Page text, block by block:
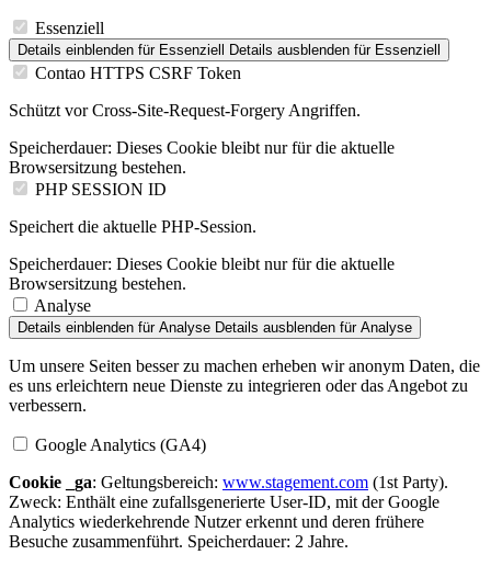
Essenziell
Details einblenden für Essenziell Details ausblenden für Essenziell
Contao HTTPS CSRF Token
Schützt vor Cross-Site-Request-Forgery Angriffen.
Speicherdauer: Dieses Cookie bleibt nur für die aktuelle
Browsersitzung bestehen.
PHP SESSION ID
Speichert die aktuelle PHP-Session.
Speicherdauer: Dieses Cookie bleibt nur für die aktuelle
Browsersitzung bestehen.
Analyse
Details einblenden für Analyse Details ausblenden für Analyse
Um unsere Seiten besser zu machen erheben wir anonym Daten, die
es uns erleichtern neue Dienste zu integrieren oder das Angebot zu
verbessern.
Google Analytics (GA4)
Cookie _ga: Geltungsbereich: www.stagement.com (1st Party).
Zweck: Enthält eine zufallsgenerierte User-ID, mit der Google
Analytics wiederkehrende Nutzer erkennt und deren frühere
Besuche zusammenführt. Speicherdauer: 2 Jahre.